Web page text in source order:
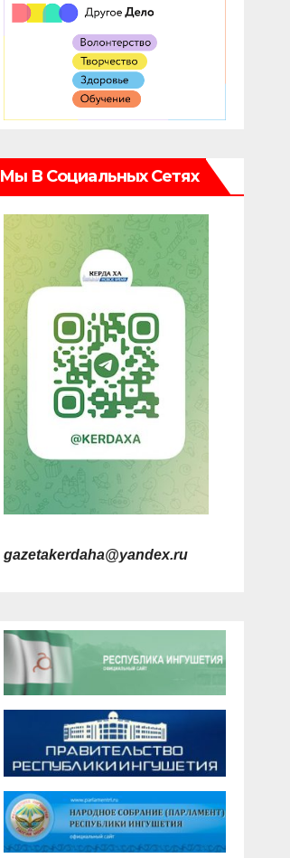
Мы В Социальных Сетях
gazetakerdaha@yandex.ru